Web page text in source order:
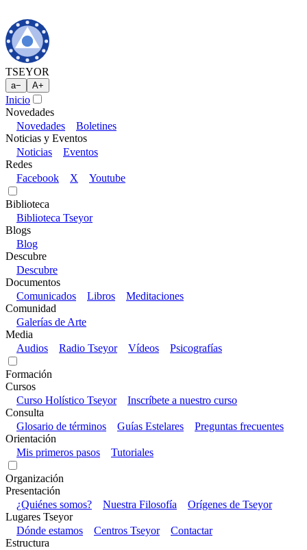
TSEYOR
a− A+
Inicio
Novedades
Novedades
Boletines
Noticias y Eventos
Noticias
Eventos
Redes
Facebook
X Youtube
Biblioteca
Biblioteca Tseyor
Blogs
Blog
Descubre
Descubre
Documentos
Comunicados
Libros
Meditaciones
Comunidad
Galerías de Arte
Media
Audios
Radio Tseyor Vídeos Psicografías
Formación
Cursos
Curso Holístico Tseyor
Inscríbete a nuestro curso
Consulta
Glosario de términos
Guías Estelares
Preguntas frecuentes
Orientación
Mis primeros pasos
Tutoriales
Organización
Presentación
¿Quiénes somos?
Nuestra Filosofía
Orígenes de Tseyor
Lugares Tseyor
Dónde estamos
Centros Tseyor
Contactar
Estructura